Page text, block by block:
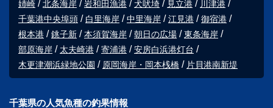
姉崎
北条海岸 岩和田漁港 犬吠埼 見立港
川津港
千葉港中央埠頭
白里海岸 中里海岸 江見港
御宿港
根本港
銚子新 本須賀海岸 朝日の広場
東条海岸
部原海岸
太夫崎港 寄浦港
安房白浜港灯台
木更津潮浜緑地公園
原岡海岸・岡本桟橋 片貝港南新堤
千葉県の人気魚種の釣果情報